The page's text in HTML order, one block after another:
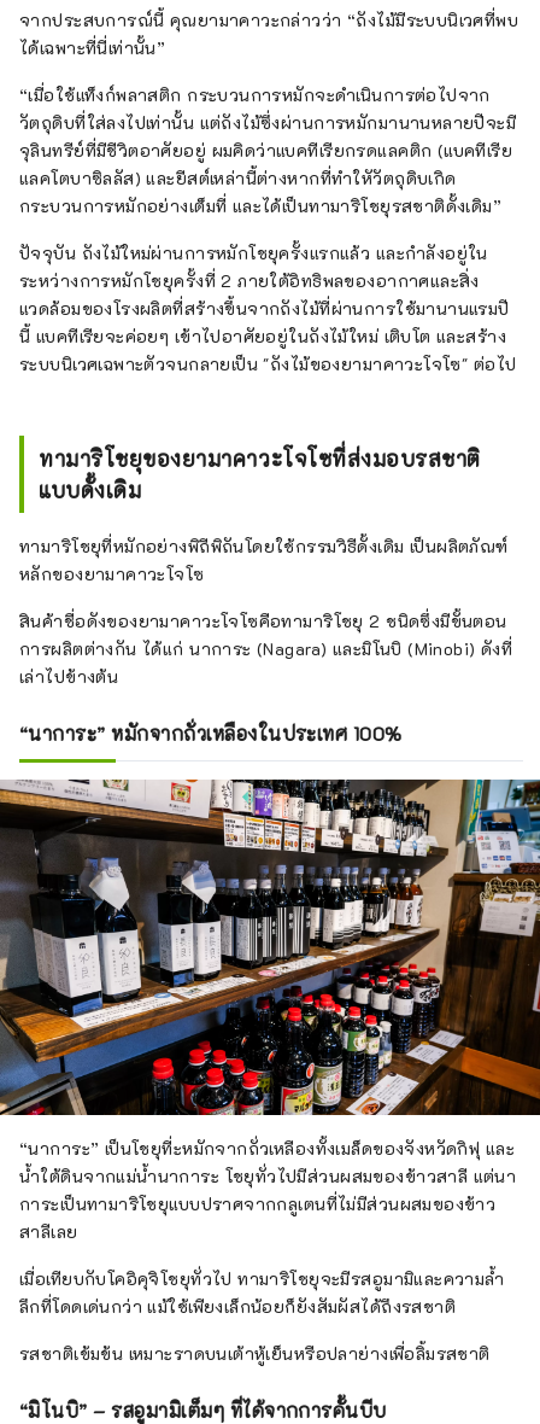
จากประสบการณ์นี้ คุณยามาคาวะกล่าวว่า “ถังไม้มีระบบนิเวศที่พบ
ได้เฉพาะที่นี่เท่านั้น”
“เมื่อใช้แท็งก์พลาสติก กระบวนการหมักจะดำเนินการต่อไปจาก
วัตถุดิบที่ใส่ลงไปเท่านั้น แต่ถังไม้ซึ่งผ่านการหมักมานานหลายปีจะมี
จุลินทรีย์ที่มีชีวิตอาศัยอยู่ ผมคิดว่าแบคทีเรียกรดแลคติก (แบคทีเรีย
แลคโตบาซิลลัส) และยีสต์เหล่านี้ต่างหากที่ทำใหัวัตถุดิบเกิด
กระบวนการหมักอย่างเต็มที่ และได้เป็นทามาริโชยุรสชาติดั้งเดิม”
ปัจจุบัน ถังไม้ใหม่ผ่านการหมักโชยุครั้งแรกแล้ว และกำลังอยู่ใน
ระหว่างการหมักโชยุครั้งที่ 2 ภายใต้อิทธิพลของอากาศและสิ่ง
แวดล้อมของโรงผลิตที่สร้างขึ้นจากถังไม้ที่ผ่านการใช้มานานแรมปี
นี้ แบคทีเรียจะค่อยๆ เข้าไปอาศัยอยู่ในถังไม้ใหม่ เติบโต และสร้าง
ระบบนิเวศเฉพาะตัวจนกลายเป็น "ถังไม้ของยามาคาวะโจโซ" ต่อไป
ทามาริโชยุของยามาคาวะโจโซที่ส่งมอบรสชาติ
แบบดั้งเดิม
ทามาริโชยุที่หมักอย่างพิถีพิถันโดยใช้กรรมวิธีดั้งเดิม เป็นผลิตภัณฑ์
หลักของยามาคาวะโจโซ
สินค้าชื่อดังของยามาคาวะโจโซคือทามาริโชยุ 2 ชนิดซึ่งมีขั้นตอน
การผลิตต่างกัน ได้แก่ นาการะ (Nagara) และมิโนบิ (Minobi) ดังที่
เล่าไปข้างต้น
“นาการะ” หมักจากถั่วเหลืองในประเทศ 100%
“นาการะ” เป็นโชยุที่ะหมักจากถั่วเหลืองทั้งเมล็ดของจังหวัดกิฟุ และ
น้ำใต้ดินจากแม่น้ำนาการะ โชยุทั่วไปมีส่วนผสมของข้าวสาลี แต่นา
การะเป็นทามาริโชยุแบบปราศจากกลูเตนที่ไม่มีส่วนผสมของข้าว
สาลีเลย
เมื่อเทียบกับโคอิคุจิโชยุทั่วไป ทามาริโชยุจะมีรสอูมามิและความล้ำ
ลึกที่โดดเด่นกว่า แม้ใช้เพียงเล็กน้อยก็ยังสัมผัสได้ถึงรสชาติ
รสชาติเข้มข้น เหมาะราดบนเต้าหู้เย็นหรือปลาย่างเพื่อลิ้มรสชาติ
“มิโนบิ” – รสอูมามิเต็มๆ ที่ได้จากการคั้นบีบ